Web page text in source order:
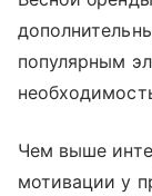
популярным
Чем выше
мотивации у